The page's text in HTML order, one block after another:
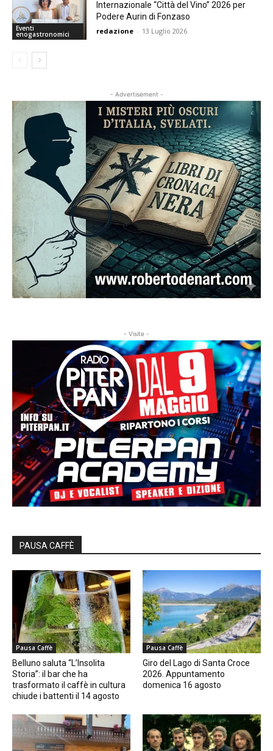
Eventi
enogastronomici
Internazionale “Città del Vino” 2026 per
Podere Aurin di Fonzaso
redazione - 13 Luglio 2026
- Advertisement -
- Visite -
PAUSA CAFFÈ
Pausa Caffè
Belluno saluta “L’Insolita
Storia”: il bar che ha
trasformato il caffè in cultura
chiude i battenti il 14 agosto
Pausa Caffè
Giro del Lago di Santa Croce
2026. Appuntamento
domenica 16 agosto